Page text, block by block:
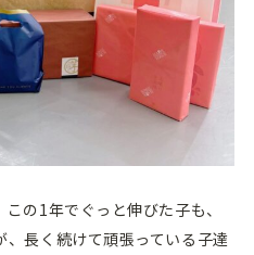
の1年でぐっと伸びた子も、
長く続けて頑張っている子達